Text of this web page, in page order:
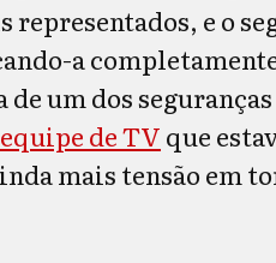
representados, e o
a
um dos
de TVque
mais tensão em